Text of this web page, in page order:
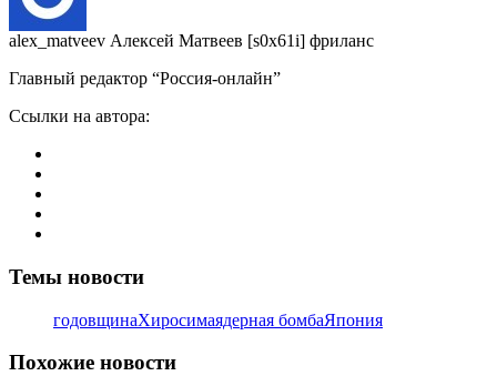
alex_matveev Алексей Матвеев [s0x61i] фриланс
Главный редактор “Россия-онлайн”
Ссылки на автора:
Темы новости
годовщинаХиросимаядерная бомбаЯпония
Похожие новости